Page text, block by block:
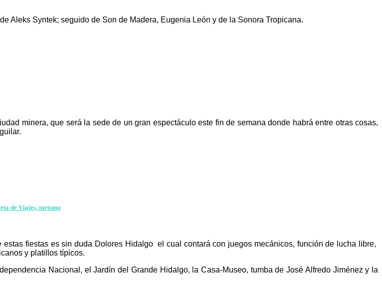
Syntek; seguido de Son de Madera, Eugenia León y de la Sonora Tropicana.
minera, que será la sede de un gran espectáculo este fin de semana donde habrá entre otras cosas,
fiestas es sin duda Dolores Hidalgo el cual contará con juegos mecánicos, función de lucha libre,
y platillos típicos.
Nacional, el Jardín del Grande Hidalgo, la Casa-Museo, tumba de José Alfredo Jiménez y la